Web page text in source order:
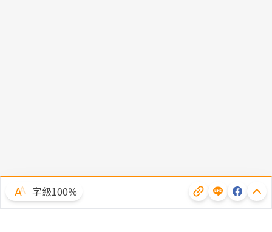
字級100％